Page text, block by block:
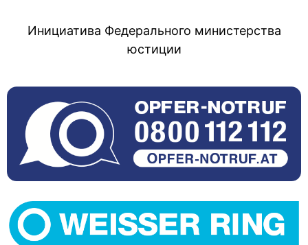
Инициатива Федерального министерства
юстиции